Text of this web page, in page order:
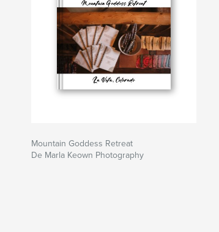
Mountain Goddess Retreat
De Marla Keown Photography